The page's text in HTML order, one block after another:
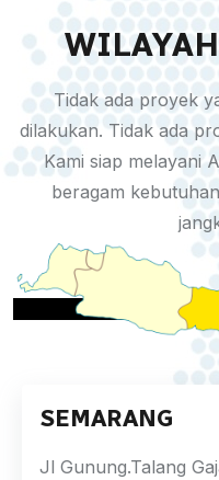
Tidak ada proyek
dilakukan. Tidak ada
Kami siap melayani
beragam
SEMARANG
Jl Gunung.Talang